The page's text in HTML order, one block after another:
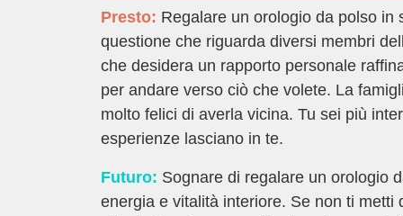
Presto: Regalare un orologio da polso
questione che riguarda diversi membri
che desidera un rapporto personale
per andare verso ciò che volete. La
molto felici di averla vicina. Tu sei più
esperienze lasciano in te.
Futuro: Sognare di regalare un orologio
energia e vitalità interiore. Se non ti